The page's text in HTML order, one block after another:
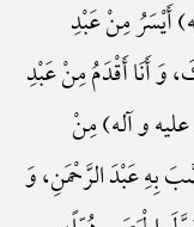
أَیْسَرُ مِنْ عَبْدِ
وَ أَنَا أَقْدَمُ مِنْ عَبْدِ
و آله) مِنْ
بِهِ عَبْدَ الرَّحْمَنِ، وَ